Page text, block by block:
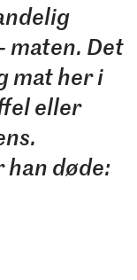
maten. Det
mat her i
eller
han døde: